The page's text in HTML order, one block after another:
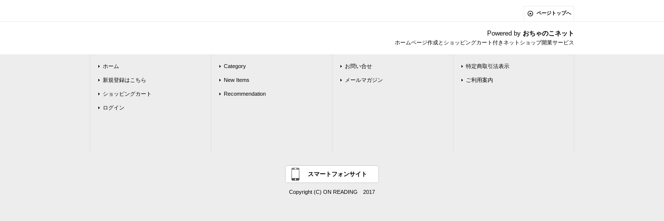
ページトップへ
Powered by おちゃのこネット
ホームページ作成とショッピングカート付きネットショップ開業サービス
ホーム
新規登録はこちら
ショッピングカート
ログイン
Category
New Items
Recommendation
お問い合せ
メールマガジン
特定商取引法表示
ご利用案内
スマートフォンサイト
Copyright (C) ON READING 2017